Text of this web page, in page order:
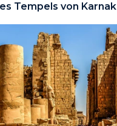
Tempels von Karnak